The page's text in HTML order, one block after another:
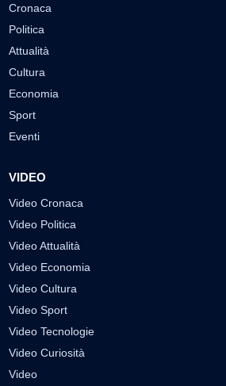
Cronaca
Politica
Attualità
Cultura
Economia
Sport
Eventi
VIDEO
Video Cronaca
Video Politica
Video Attualità
Video Economia
Video Cultura
Video Sport
Video Tecnologie
Video Curiosità
Video